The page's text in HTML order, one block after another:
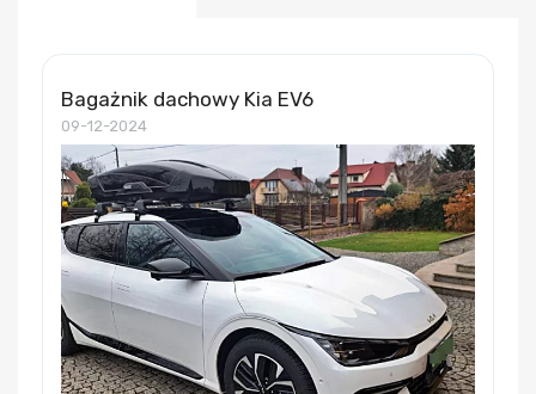
Bagażnik dachowy Kia EV6
09-12-2024